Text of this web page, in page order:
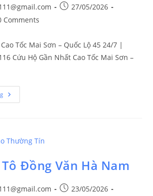
27/05/2026
Comments
Tốc Mai Sơn – Quốc Lộ 45 24/7 |
Cứu Hộ Gần Nhất Cao Tốc Mai Sơn –
Đồng Văn Hà Nam
23/05/2026